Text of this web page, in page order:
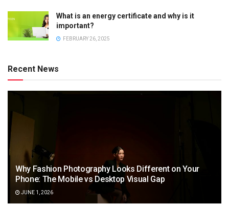
What is an energy certificate and why is it
important?
FEBRUARY 26, 2025
Recent News
Why Fashion Photography Looks Different on Your
Phone: The Mobile vs Desktop Visual Gap
JUNE 1, 2026